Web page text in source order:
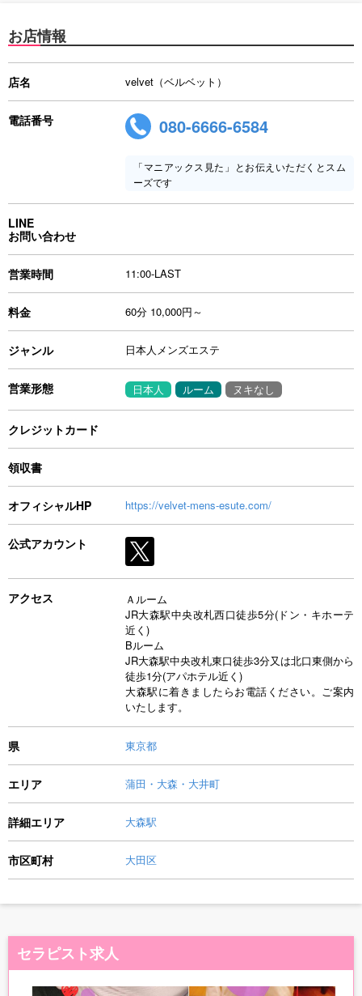
お店情報
店名 velvet（ベルベット）
電話番号 080-6666-6584
「マニアックス見た」とお伝えいただくとスム
ーズです
LINE
お問い合わせ
営業時間 11:00-LAST
料金 60分 10,000円～
ジャンル 日本人メンズエステ
営業形態 日本人 ルーム ヌキなし
クレジットカード
領収書
オフィシャルHP https://velvet-mens-esute.com/
公式アカウント
アクセス
Ａルーム
JR大森駅中央改札西口徒歩5分(ドン・キホーテ
近く)
Bルーム
JR大森駅中央改札東口徒歩3分又は北口東側から
徒歩1分(アパホテル近く)
大森駅に着きましたらお電話ください。ご案内
いたします。
県 東京都
エリア 蒲田・大森・大井町
詳細エリア 大森駅
市区町村 大田区
セラピスト求人